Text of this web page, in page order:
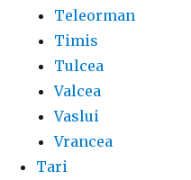
Teleorman
Timis
Tulcea
Valcea
Vaslui
Vrancea
Tari